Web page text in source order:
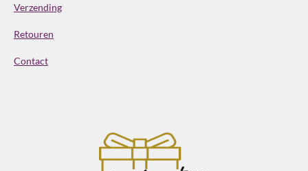
Verzending
Retouren
Contact